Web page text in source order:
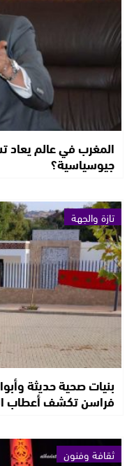
المغرب في عالم يعاد
جيوسياسية؟
تازة والجهة
بنيات صحية حديثة
فراسن تكشف أعطاب
ثقافة وفنون